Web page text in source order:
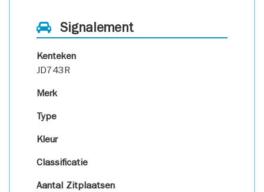
Signalement
Kenteken
JD743R
Merk
Type
Kleur
Classificatie
Aantal Zitplaatsen